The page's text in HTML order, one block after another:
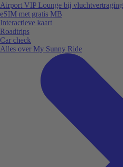
Airport VIP Lounge bij vluchtvertraging
eSIM met gratis MB
Interactieve kaart
Roadtrips
Car check
Alles over My Sunny Ride